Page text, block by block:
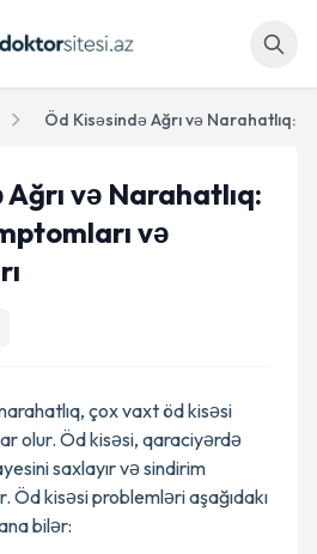
və Narahatlıq:
və
çox vaxt öd kisəsi
olur. Öd kisəsi, qaraciyərdə
saxlayır və sindirim
Öd kisəsi problemləri aşağıdakı
bilər: